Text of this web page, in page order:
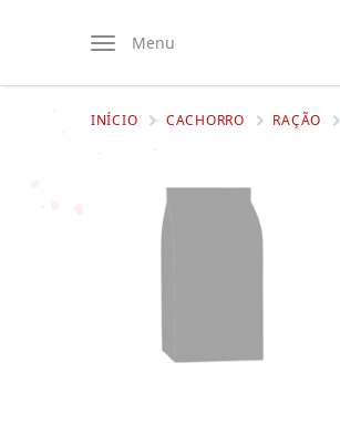
Menu
INÍCIO CACHORRO RAÇÃO